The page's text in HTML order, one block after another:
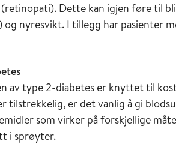
Dette kan igjen føre til
og nyresvikt. I tillegg har pasienter
av type 2-diabetes er knyttet til
tilstrekkelig, er det vanlig å gi
som virker på forskjellige
i sprøyter.